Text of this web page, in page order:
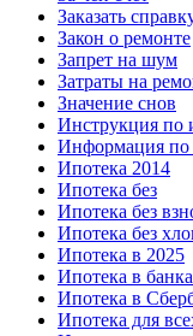
Заказать
Закон о ремонте
Запрет на шум
Затраты на
Значение снов
Инструкция по
Информация по
Ипотека 2014
Ипотека без
Ипотека без
Ипотека без
Ипотека в 2025
Ипотека в
Ипотека в
Ипотека для